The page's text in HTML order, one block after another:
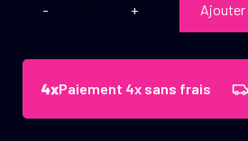
Carabine
Citadel
Ajouter
Paiement 4x sans frais